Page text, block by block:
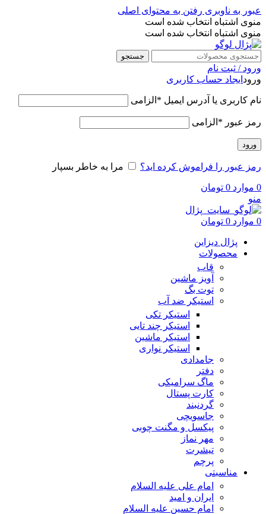
عبور به ناوبری رفتن به محتوای اصلی
منوی اشتباه انتخاب شده است
منوی اشتباه انتخاب شده است
جستجو
ورود / ثبت نام
ورود ایجاد حساب کاربری
نام کاربری یا آدرس ایمیل * الزامی
رمز عبور * الزامی
ورود
رمز عبور را فراموش کرده اید؟ مرا به خاطر بسپار
0 موارد 0 تومان
منو
0 موارد 0 تومان
پژال دیزاین
محصولات
قاب
آویز ماشین
توت بگ
استیکر ضد آب
استیکر تکی
استیکر چند تایی
استیکر ماشین
استیکر نواری
جامدادی
دفتر
ماگ سرامیکی
کارت پستال
گردنبند
جاسویچی
پیکسل و مگنت چوبی
مهر نماز
تیشرت
پرچم
مناسبتی
امام علی علیه السلام
ایران و امید
امام حسین علیه السلام